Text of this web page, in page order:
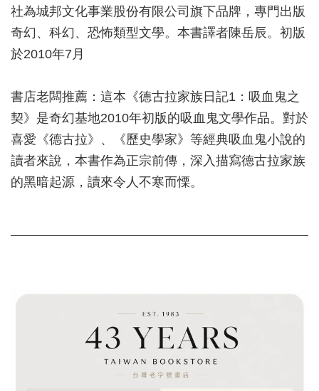
社為城邦文化事業股份有限公司旗下品牌，專門出版
奇幻、科幻、恐怖類型文學。本書譯者陳岳辰。初版
於2010年7月
書店老闆推薦：這本《德古拉家族日記1：吸血鬼之
契》是奇幻基地2010年初版的吸血鬼文學作品。對於
喜愛《德古拉》、《歷史學家》等經典吸血鬼小說的
讀者來說，本書作為正宗前傳，深入描寫德古拉家族
的黑暗起源，讀來令人不寒而慄。